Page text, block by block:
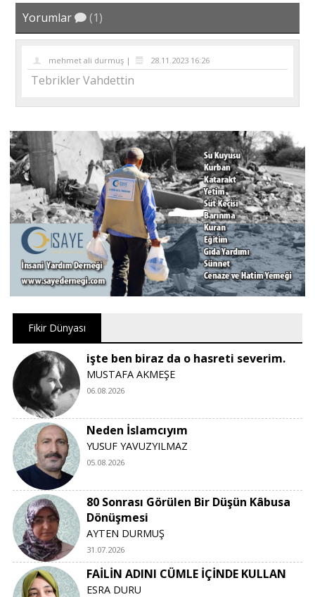
Yorumlar (1)
mehmet ali durmuş | 28.11.2023 16:26
Tebrikler Vahdettin
Fikir Dünyası
işte ben biraz da o hasreti severim.
MUSTAFA AKMEŞE
06.08.2026
Neden İslamcıyım
YUSUF YAVUZYILMAZ
05.08.2026
80 Sonrası Görülen Bir Düşün Kâbusa
Dönüşmesi
AYTEN DURMUŞ
31.07.2026
FAİLİN ADINI CÜMLE İÇİNDE KULLAN
ESRA DURU